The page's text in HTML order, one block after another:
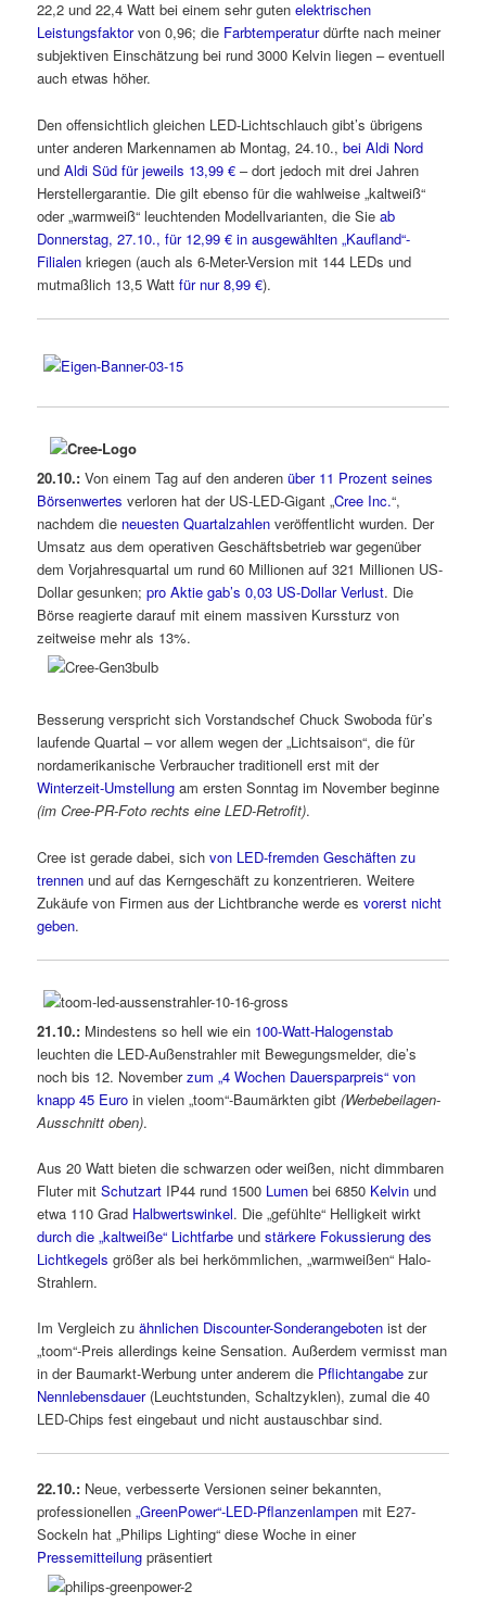
22,2 und 22,4 Watt bei einem sehr gutenelektrischen
Leistungsfaktorvon 0,96; die Farbtemperaturdürfte nach meiner
subjektiven Einschätzung bei rund 3000 Kelvin liegen – eventuell
auch etwas höher.
Den offensichtlich gleichen LED-Lichtschlauch gibt’s übrigens
unter anderen Markennamen ab Montag, 24.10.,bei Aldi Nord
undAldi Süd für jeweils 13,99 € – dort jedoch mit drei Jahren
Herstellergarantie. Die gilt ebenso für die wahlweise „kaltweiß“
oder „warmweiß“ leuchtenden Modellvarianten, die Sieab
Donnerstag, 27.10., für 12,99 € in ausgewählten „Kaufland“-
Filialen kriegen (auch als 6-Meter-Version mit 144 LEDs und
mutmaßlich 13,5 Watt für nur 8,99 €).
20.10.: Von einem Tag auf den anderenüber 11 Prozent seines
Börsenwertes verloren hat der US-LED-Gigant „Cree Inc.“,
nachdem die neuesten Quartalzahlen veröffentlicht wurden. Der
Umsatz aus dem operativen Geschäftsbetrieb war gegenüber
dem Vorjahresquartal um rund 60 Millionen auf 321 Millionen US-
Dollar gesunken;pro Aktie gab’s 0,03 US-Dollar Verlust. Die
Börse reagierte darauf mit einem massiven Kurssturz von
zeitweise mehr als 13%.
Besserung verspricht sich Vorstandschef Chuck Swoboda für’s
laufende Quartal – vor allem wegen der „Lichtsaison“, die für
nordamerikanische Verbraucher traditionell erst mit der
Winterzeit-Umstellung am ersten Sonntag im November beginne
(im Cree-PR-Foto rechts eine LED-Retrofit).
Cree ist gerade dabei, sichvon LED-fremden Geschäften zu
trennen und auf das Kerngeschäft zu konzentrieren. Weitere
Zukäufe von Firmen aus der Lichtbranche werde esvorerst nicht
geben.
21.10.: Mindestens so hell wie ein 100-Watt-Halogenstab
leuchten die LED-Außenstrahler mit Bewegungsmelder, die’s
noch bis 12. Novemberzum „4 Wochen Dauersparpreis“ von
knapp 45 Euro in vielen „toom“-Baumärkten gibt(Werbebeilagen-
Ausschnitt oben).
Aus 20 Watt bieten die schwarzen oder weißen, nicht dimmbaren
Fluter mitSchutzart IP44 rund 1500 Lumen bei 6850 Kelvin und
etwa 110 Grad Halbwertswinkel. Die „gefühlte“ Helligkeit wirkt
durch die „kaltweiße“ Lichtfarbe undstärkere Fokussierung des
Lichtkegels größer als bei herkömmlichen, „warmweißen“ Halo-
Strahlern.
Im Vergleich zuähnlichen Discounter-Sonderangeboten ist der
„toom“-Preis allerdings keine Sensation. Außerdem vermisst man
in der Baumarkt-Werbung unter anderem die Pflichtangabe zur
Nennlebensdauer(Leuchtstunden, Schaltzyklen), zumal die 40
LED-Chips fest eingebaut und nicht austauschbar sind.
22.10.: Neue, verbesserte Versionen seiner bekannten,
professionellen„GreenPower“-LED-Pflanzenlampen mit E27-
Sockeln hat „Philips Lighting“ diese Woche in einer
Pressemitteilung präsentiert